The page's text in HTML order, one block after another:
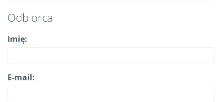
Odbiorca
Imię:
E-mail: